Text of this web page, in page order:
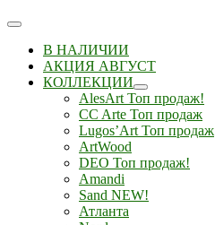
В НАЛИЧИИ
АКЦИЯ АВГУСТ
КОЛЛЕКЦИИ
AlesArt Топ продаж!
CC Arte Топ продаж
Lugos’Art Топ продаж
ArtWood
DEO Топ продаж!
Amandi
Sand NEW!
Атланта